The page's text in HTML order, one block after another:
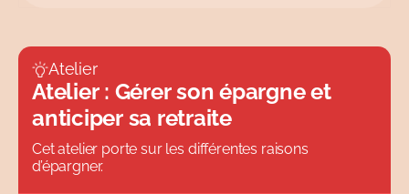
Finances personnelles
Fraudes et abus
Tous
Conte
Guide
Webinaire
Atelier
Atelier : Gérer son épargne et
anticiper sa retraite
Cet atelier porte sur les différentes raisons
d’épargner.